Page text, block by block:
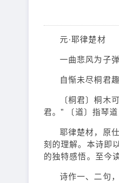
元·耶律楚材
一曲悲风为子
自惭未尽桐君
〔桐君〕桐木
君。” 〔道〕指琴
耶律楚材，原
刻的理解。本诗即
的独特感悟。至今
诗作一、二句